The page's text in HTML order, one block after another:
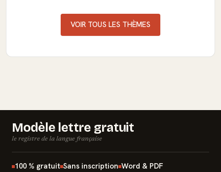
VOIR TOUS LES THÈMES
Modèle lettre gratuit
le registre de la langue française
100 % gratuit Sans inscription Word & PDF